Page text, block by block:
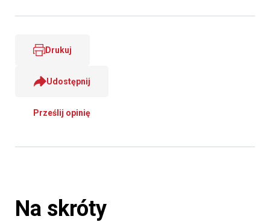
Drukuj
Udostępnij
Prześlij opinię
Na skróty